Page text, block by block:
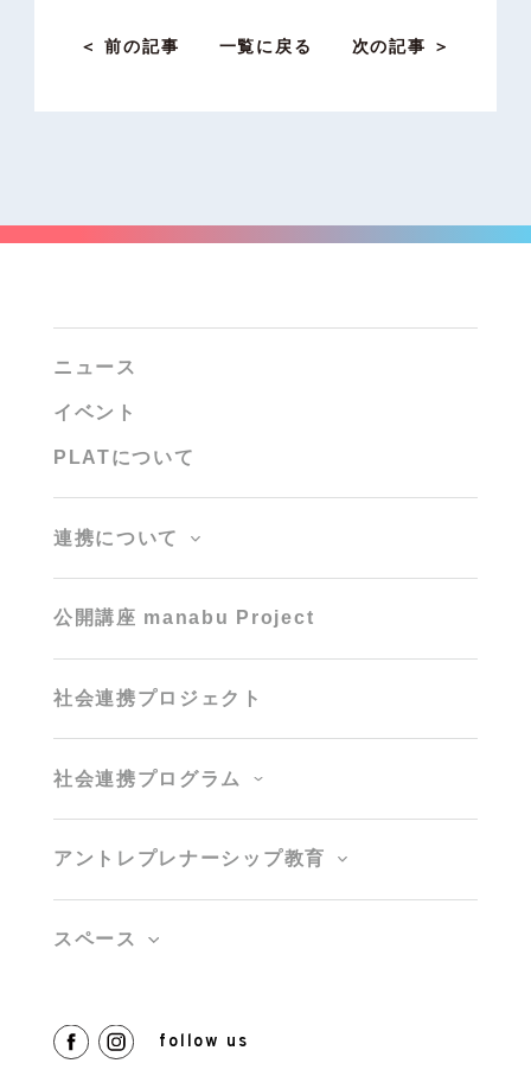
＜ 前の記事 一覧に戻る 次の記事 ＞
ニュース
イベント
PLATについて
連携について
公開講座 manabu Project
社会連携プロジェクト
社会連携プログラム
アントレプレナーシップ教育
スペース
follow us